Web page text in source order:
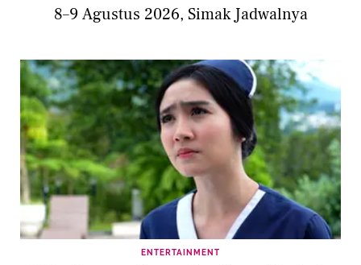
8–9 Agustus 2026, Simak Jadwalnya
ENTERTAINMENT